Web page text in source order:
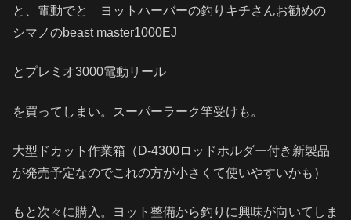
と、電動でと ヨットハーバーの釣りキチさんお勧めの
シマノのbeast master1000EJ
とプレミオ3000電動リール
を買ってしまい。スーパーラーク竿受けも。
大型ドカット作業箱（D-4300ロッドホルダー付き新製品
が発売予定なのでこれの方が小さくて使いやすいかも）
もと次々に購入。ヨット整備から釣りに興味が向いてしま